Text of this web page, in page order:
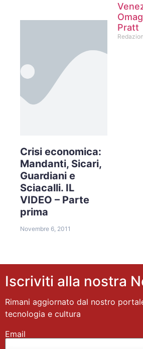
Crisi economica:
Mandanti, Sicari,
Guardiani e
Sciacalli. IL
VIDEO – Parte
prima
Novembre 6, 2011
Pratt
Iscriviti alla nostra
Rimani aggiornato dal nostro
tecnologia e cultura
Email